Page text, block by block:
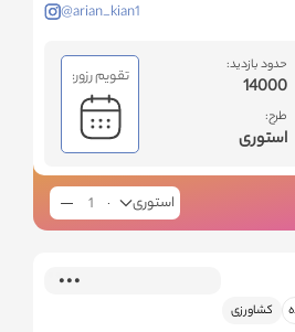
@arian_kian1
حدود بازدید:
14000
طرح:
استوری
تقویم رزور:
استوری
کشاورزی